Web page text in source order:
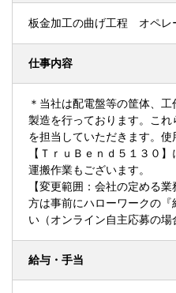
板金加工の曲げ工程 オペ
仕事内容
＊当社は配電盤等の筐体、
製造を行っております。こ
を担当していただきます。
【ＴｒｕＢｅｎｄ５１３
運搬作業も
【変更範囲：会社の定め
方は事前にハローワークの
い（オンライン自主応募の
給与・手当